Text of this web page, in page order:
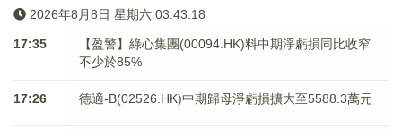
2026年8月8日 星期六 03:43:18
17:35
【盈警】綠心集團(00094.HK)料中期淨虧損同比收窄
不少於85%
17:26 德適-B(02526.HK)中期歸母淨虧損擴大至5588.3萬元